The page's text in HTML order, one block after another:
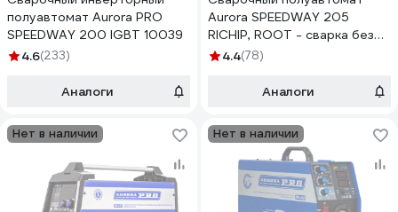
полуавтомат Aurora PRO
SPEEDWAY 200 IGBT 10039
4.6(233)
Аналоги
Aurora SPEEDWAY 205
RICHIP, ROOT - сварка без
брызг 38779
4.4(78)
Аналоги
Нет в наличии Нет в наличии